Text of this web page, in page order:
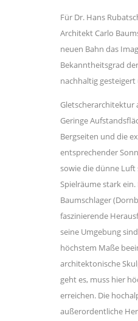
Für Dr. Hans
Architekt Carlo
neuen Bahn das
Bekanntheitsgrad
nachhaltig
Gletscherarchitektur
Geringe
Bergseiten und die
entsprechender
sowie die dünne Luft
Spielräume stark
Baumschlager
faszinierende
seine Umgebung
höchstem Maße
architektonische
geht es, muss hier
erreichen. Die
außerordentliche